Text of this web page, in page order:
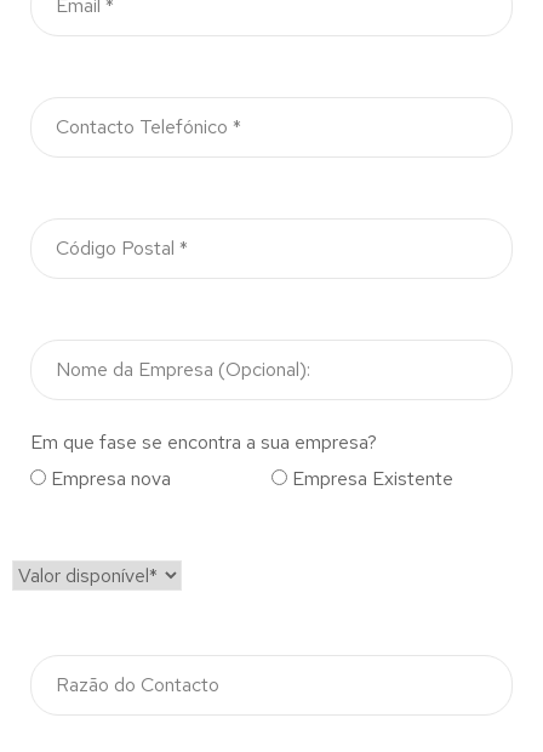
Em que fase se encontra a sua empresa?
Empresa nova
Empresa Existente